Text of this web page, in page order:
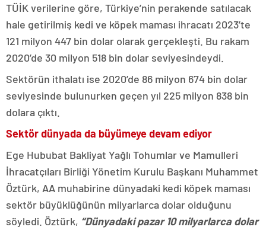
TÜİK verilerine göre, Türkiye’nin perakende satılacak
hale getirilmiş kedi ve köpek maması ihracatı 2023’te
121 milyon 447 bin dolar olarak gerçekleşti. Bu rakam
2020’de 30 milyon 518 bin dolar seviyesindeydi.
Sektörün ithalatı ise 2020’de 86 milyon 674 bin dolar
seviyesinde bulunurken geçen yıl 225 milyon 838 bin
dolara çıktı.
Sektör dünyada da büyümeye devam ediyor
Ege Hububat Bakliyat Yağlı Tohumlar ve Mamulleri
İhracatçıları Birliği Yönetim Kurulu Başkanı Muhammet
Öztürk, AA muhabirine dünyadaki kedi köpek maması
sektör büyüklüğünün milyarlarca dolar olduğunu
söyledi. Öztürk, “Dünyadaki pazar 10 milyarlarca dolar